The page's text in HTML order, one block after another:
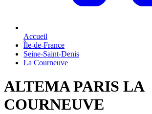
Accueil
Île-de-France
Seine-Saint-Denis
La Courneuve
ALTEMA PARIS LA
COURNEUVE